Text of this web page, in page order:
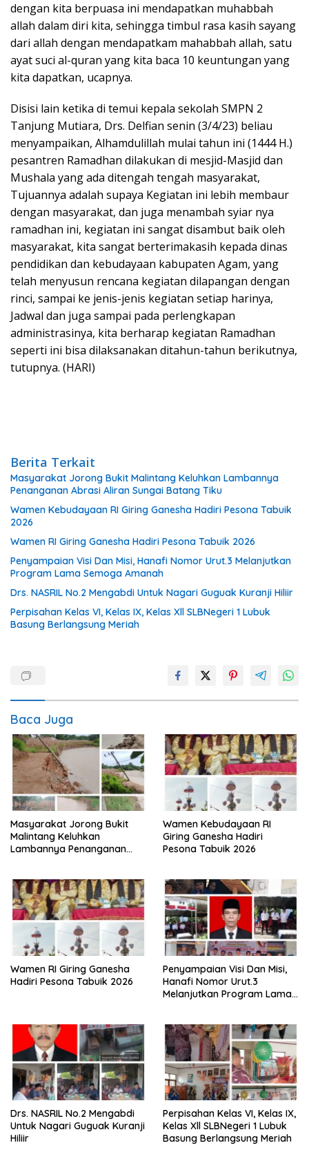
dengan kita berpuasa ini mendapatkan muhabbah
allah dalam diri kita, sehingga timbul rasa kasih sayang
dari allah dengan mendapatkam mahabbah allah, satu
ayat suci al-quran yang kita baca 10 keuntungan yang
kita dapatkan, ucapnya.
Disisi lain ketika di temui kepala sekolah SMPN 2
Tanjung Mutiara, Drs. Delfian senin (3/4/23) beliau
menyampaikan, Alhamdulillah mulai tahun ini (1444 H.)
pesantren Ramadhan dilakukan di mesjid-Masjid dan
Mushala yang ada ditengah tengah masyarakat,
Tujuannya adalah supaya Kegiatan ini lebih membaur
dengan masyarakat, dan juga menambah syiar nya
ramadhan ini, kegiatan ini sangat disambut baik oleh
masyarakat, kita sangat berterimakasih kepada dinas
pendidikan dan kebudayaan kabupaten Agam, yang
telah menyusun rencana kegiatan dilapangan dengan
rinci, sampai ke jenis-jenis kegiatan setiap harinya,
Jadwal dan juga sampai pada perlengkapan
administrasinya, kita berharap kegiatan Ramadhan
seperti ini bisa dilaksanakan ditahun-tahun berikutnya,
tutupnya. (HARI)
Berita Terkait
Masyarakat Jorong Bukit Malintang Keluhkan Lambannya
Penanganan Abrasi Aliran Sungai Batang Tiku
Wamen Kebudayaan RI Giring Ganesha Hadiri Pesona Tabuik
2026
Wamen RI Giring Ganesha Hadiri Pesona Tabuik 2026
Penyampaian Visi Dan Misi, Hanafi Nomor Urut.3 Melanjutkan
Program Lama Semoga Amanah
Drs. NASRIL No.2 Mengabdi Untuk Nagari Guguak Kuranji Hiliir
Perpisahan Kelas VI, Kelas IX, Kelas Xll SLBNegeri 1 Lubuk
Basung Berlangsung Meriah
Baca Juga
Masyarakat Jorong Bukit
Malintang Keluhkan
Lambannya Penanganan
Wamen Kebudayaan RI
Giring Ganesha Hadiri
Pesona Tabuik 2026
Wamen RI Giring Ganesha
Hadiri Pesona Tabuik 2026
Penyampaian Visi Dan Misi,
Hanafi Nomor Urut.3
Melanjutkan Program Lama
Drs. NASRIL No.2 Mengabdi
Untuk Nagari Guguak Kuranji
Hiliir
Perpisahan Kelas VI, Kelas IX,
Kelas Xll SLBNegeri 1 Lubuk
Basung Berlangsung Meriah